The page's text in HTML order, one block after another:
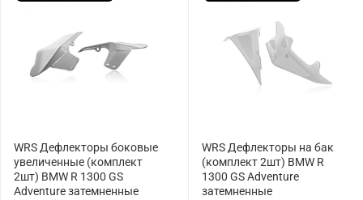
WRS Дефлекторы боковые
увеличенные (комплект
2шт) BMW R 1300 GS
Adventure затемненные
WRS Дефлекторы на бак
(комплект 2шт) BMW R
1300 GS Adventure
затемненные